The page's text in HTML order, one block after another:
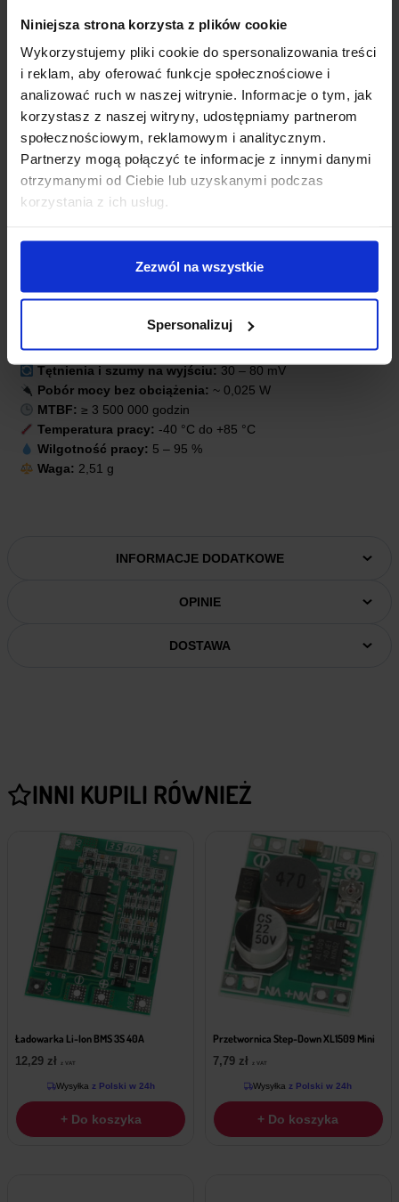
Niniejsza strona korzysta z plików cookie
Wykorzystujemy pliki cookie do spersonalizowania treści
i reklam, aby oferować funkcje społecznościowe i
analizować ruch w naszej witrynie. Informacje o tym, jak
korzystasz z naszej witryny, udostępniamy partnerom
społecznościowym, reklamowym i analitycznym.
Partnerzy mogą połączyć te informacje z innymi danymi
otrzymanymi od Ciebie lub uzyskanymi podczas
korzystania z ich usług.
Zezwól na wszystkie
Spersonalizuj
SPECYFIKACJA TECHNICZNA:
Napięcie wyjściowe:12 V DC
Prąd wyjściowy:250 mA
1500 V DC
Sprawność:do 90 %
Tętnienia i szumy na wyjściu: 30 – 80 mV
Pobór mocy bez obciążenia: ~ 0,025 W
MTBF: ≥ 3 500 000 godzin
Temperatura pracy: -40 °C do +85 °C
Wilgotność pracy: 5 – 95 %
Waga: 2,51 g
INFORMACJE DODATKOWE
OPINIE
DOSTAWA
INNI KUPILI RÓWNIEŻ
Ładowarka Li-Ion BMS 3S 40A
12,29 zł z VAT
Wysyłka z Polski w 24h
+ Do koszyka
Przetwornica Step-Down XL1509 Mini
7,79 zł z VAT
Wysyłka z Polski w 24h
+ Do koszyka